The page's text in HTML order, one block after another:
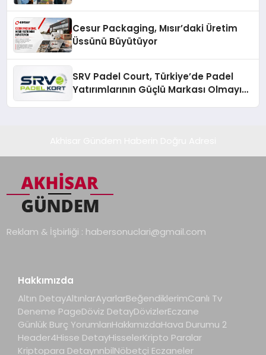
Cesur Packaging, Mısır’daki Üretim
Üssünü Büyütüyor
SRV Padel Court, Türkiye’de Padel
Yatırımlarının Güçlü Markası Olmayı
Reklam & İşbirliği : habersonuclari@gmail.com
Hakkımızda
Altın DetayAltınlarAyarlarBeğendiklerimCanlı Tv
Deneme PageDöviz DetayDövizlerEczane
Günlük Burç YorumlarıHakkımızdaHava Durumu 2
Header4Hisse DetayHisselerKripto Paralar
Kriptopara DetaynnbilNöbetçi Eczaneler